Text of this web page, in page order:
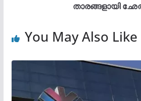
താരങ്ങളായി
You May Also Like